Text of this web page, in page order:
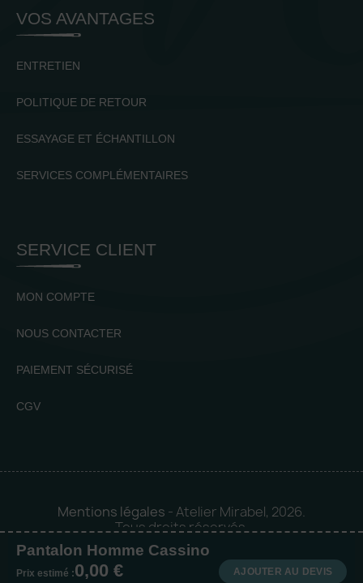
Pantalon Homme Cassino
Prix estimé :0,00 € AJOUTER AU DEVIS
VOS AVANTAGES
ENTRETIEN
POLITIQUE DE RETOUR
ESSAYAGE ET ÉCHANTILLON
SERVICES COMPLÉMENTAIRES
SERVICE CLIENT
MON COMPTE
NOUS CONTACTER
PAIEMENT SÉCURISÉ
CGV
Mentions légales - Atelier Mirabel, 2026.
Tous droits réservés.
Mise en orbite 🪐 byLogia |
Agence web et communication